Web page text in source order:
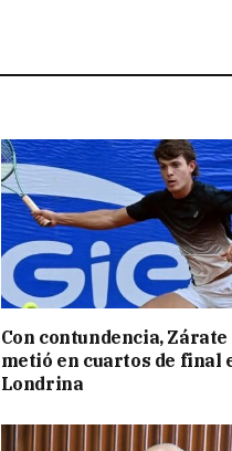
Con contundencia, Zárate
metió en cuartos de final
Londrina